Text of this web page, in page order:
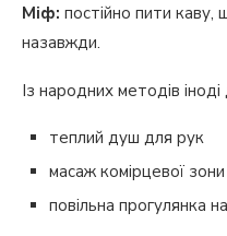
Міф: постійно пити
назавжди.
Із народних методів
теплий душ для рук
масаж комірцевої зони
повільна прогулянка